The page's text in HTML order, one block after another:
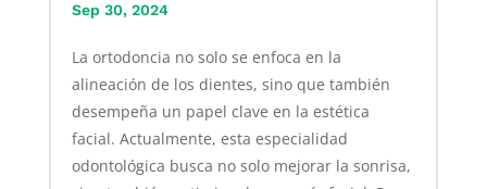
Sep 30, 2024
La ortodoncia no solo se enfoca en la
alineación de los dientes, sino que también
desempeña un papel clave en la estética
facial. Actualmente, esta especialidad
odontológica busca no solo mejorar la sonrisa,